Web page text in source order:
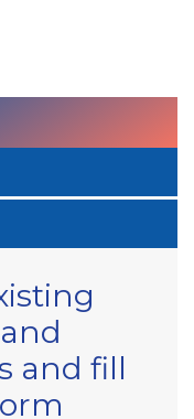
and fill